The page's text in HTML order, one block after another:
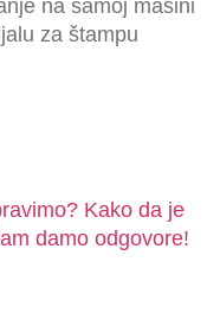
na samoj mašini
za štampu
Kako da je
damo odgovore!